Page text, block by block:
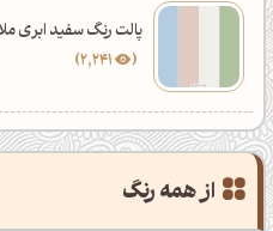
پالت رنگ سفید ابری
از همه رنگ